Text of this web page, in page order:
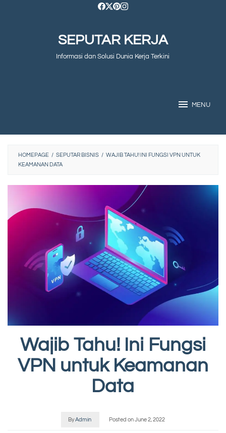
SEPUTAR KERJA
Informasi dan Solusi Dunia Kerja Terkini
MENU
HOMEPAGE / SEPUTAR BISNIS / WAJIB TAHU! INI FUNGSI VPN UNTUK
KEAMANAN DATA
Wajib Tahu! Ini Fungsi
VPN untuk Keamanan
Data
ByAdmin Posted onJune 2, 2022